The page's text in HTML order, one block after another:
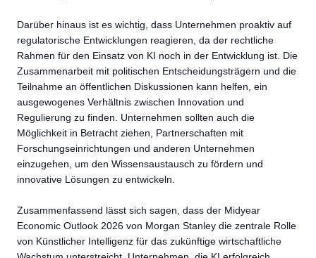
Darüber hinaus ist es wichtig, dass Unternehmen proaktiv auf
regulatorische Entwicklungen reagieren, da der rechtliche
Rahmen für den Einsatz von KI noch in der Entwicklung ist. Die
Zusammenarbeit mit politischen Entscheidungsträgern und die
Teilnahme an öffentlichen Diskussionen kann helfen, ein
ausgewogenes Verhältnis zwischen Innovation und
Regulierung zu finden. Unternehmen sollten auch die
Möglichkeit in Betracht ziehen, Partnerschaften mit
Forschungseinrichtungen und anderen Unternehmen
einzugehen, um den Wissensaustausch zu fördern und
innovative Lösungen zu entwickeln.
Zusammenfassend lässt sich sagen, dass der Midyear
Economic Outlook 2026 von Morgan Stanley die zentrale Rolle
von Künstlicher Intelligenz für das zukünftige wirtschaftliche